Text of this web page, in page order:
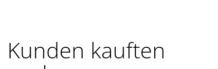
Kunden kauften